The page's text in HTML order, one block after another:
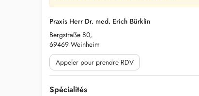
Praxis Herr Dr. med. Erich Bürklin
Bergstraße 80,
69469 Weinheim
Appeler pour prendre RDV
Spécialités